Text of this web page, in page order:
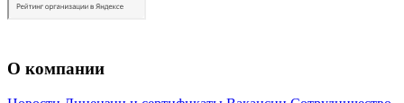
О компании